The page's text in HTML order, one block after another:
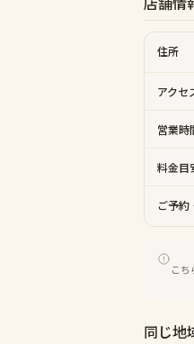
住所
アクセ
営業時
料金目
ご予約
こ
同じ地